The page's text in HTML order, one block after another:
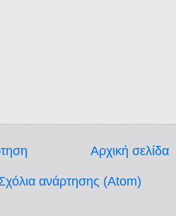
Αρχική σελίδα
ανάρτησης (Atom)